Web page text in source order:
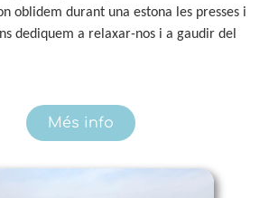
oblidem durant una estona les presses i
dediquem a relaxar-nos i a gaudir del
Més info